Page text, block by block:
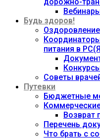
Будь здоров!
питания в
Советы
Путевки
Бюджетные
Возврат
Перечень
Что брать с